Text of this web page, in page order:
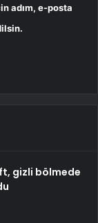
adım, e-posta
gizli bölmede